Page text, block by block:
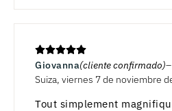
Giovanna(cliente confirmado)
Suiza, viernes 7 de noviembre
Tout simplement